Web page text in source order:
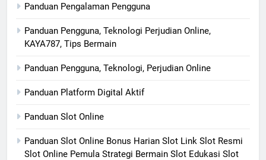
Panduan Pengalaman Pengguna
Panduan Pengguna, Teknologi Perjudian Online,
KAYA787, Tips Bermain
Panduan Pengguna, Teknologi, Perjudian Online
Panduan Platform Digital Aktif
Panduan Slot Online
Panduan Slot Online Bonus Harian Slot Link Slot Resmi
Slot Online Pemula Strategi Bermain Slot Edukasi Slot